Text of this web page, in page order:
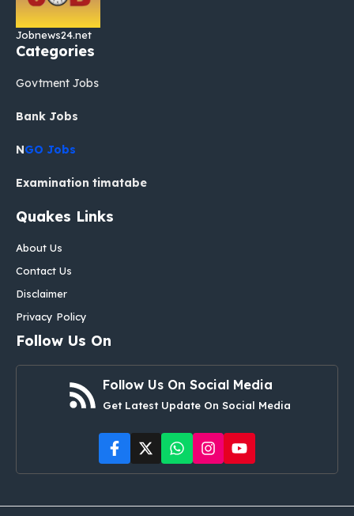
Jobnews24.net
Categories
Govtment Jobs
Bank Jobs
NGO Jobs
Examination timatabe
Quakes Links
About Us
Contact Us
Disclaimer
Privacy Policy
Follow Us On
Follow Us On Social Media
Get Latest Update On Social Media